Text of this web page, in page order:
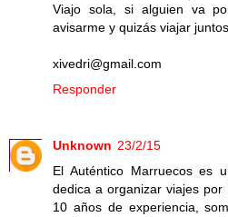
Viajo sola, si alguien va
avisarme y quizás viajar
xivedri@gmail.com
Responder
Unknown 23/2/15
El Auténtico Marruecos es
dedica a organizar viajes
10 años de experiencia,